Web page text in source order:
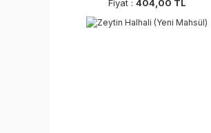
Fiyat : 404,00 TL